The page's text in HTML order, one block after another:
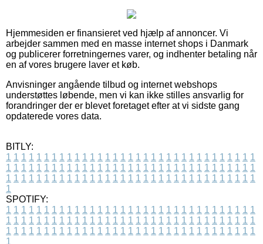
Hjemmesiden er finansieret ved hjælp af annoncer. Vi
arbejder sammen med en masse internet shops i Danmark
og publicerer forretningernes varer, og indhenter betaling når
en af vores brugere laver et køb.
Anvisninger angående tilbud og internet webshops
understøttes løbende, men vi kan ikke stilles ansvarlig for
forandringer der er blevet foretaget efter at vi sidste gang
opdaterede vores data.
BITLY:
1 1 1 1 1 1 1 1 1 1 1 1 1 1 1 1 1 1 1 1 1 1 1 1 1 1 1 1 1 1 1 1 1
1 1 1 1 1 1 1 1 1 1 1 1 1 1 1 1 1 1 1 1 1 1 1 1 1 1 1 1 1 1 1 1 1
1 1 1 1 1 1 1 1 1 1 1 1 1 1 1 1 1 1 1 1 1 1 1 1 1 1 1 1 1 1 1 1 1
1
SPOTIFY:
1 1 1 1 1 1 1 1 1 1 1 1 1 1 1 1 1 1 1 1 1 1 1 1 1 1 1 1 1 1 1 1 1
1 1 1 1 1 1 1 1 1 1 1 1 1 1 1 1 1 1 1 1 1 1 1 1 1 1 1 1 1 1 1 1 1
1 1 1 1 1 1 1 1 1 1 1 1 1 1 1 1 1 1 1 1 1 1 1 1 1 1 1 1 1 1 1 1 1
1